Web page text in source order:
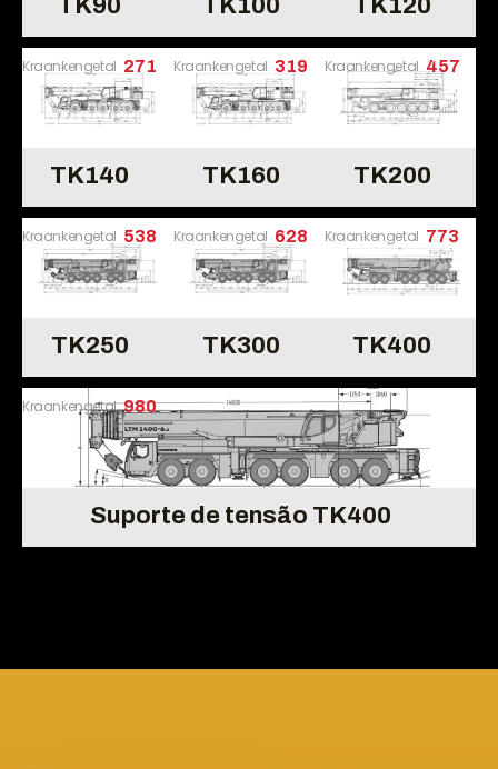
Kraankengetal 271
TK140
Kraankengetal 319
TK160
Kraankengetal 457
TK200
Kraankengetal 538
TK250
Kraankengetal 628
TK300
Kraankengetal 773
TK400
Kraankengetal 980
Suporte de tensão TK400